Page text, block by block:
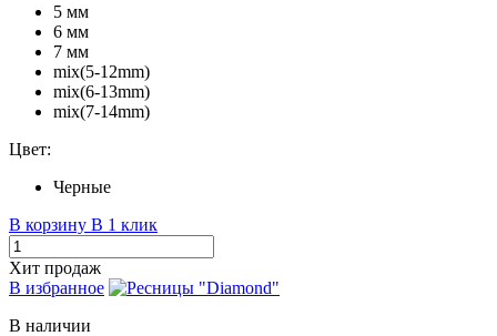
5 мм
6 мм
7 мм
mix(5-12mm)
mix(6-13mm)
mix(7-14mm)
Цвет:
Черные
В корзину В 1 клик
Хит продаж
В избранное
В наличии